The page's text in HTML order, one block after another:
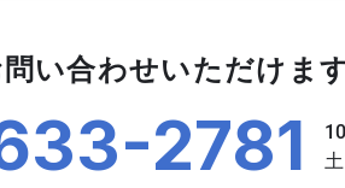
問い合わせいただけま
2781